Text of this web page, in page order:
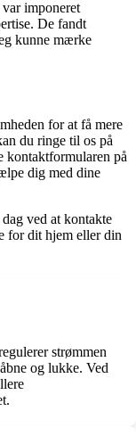
imponeret
De fandt
kunne mærke
for at få mere
du ringe til os på
på
dig med dine
ved at kontakte
for dit hjem eller din
strømmen
og lukke. Ved